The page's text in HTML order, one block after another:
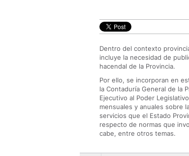
Dentro del contexto
incluye la necesidad de
hacendal de la Provincia.
Por ello, se incorporan en
la Contaduría General de la
Ejecutivo al Poder
mensuales y anuales sobre
servicios que el Estado
respecto de normas que
cabe, entre otros temas.